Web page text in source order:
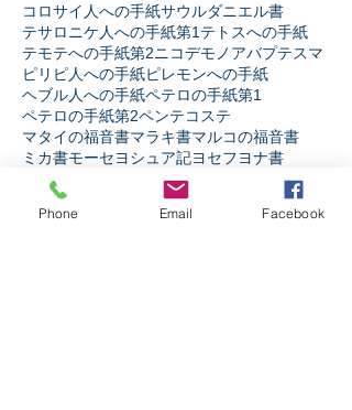
コロサイ人への手紙サウルダニエル書
テサロニケ人への手紙第1 テトスへの手紙
テモテへの手紙第2ニコデモ ノアバプテスマ
ピリピ人への手紙ピレモンへの手紙
ヘブル人への手紙ペテロの手紙第1
ペテロの手紙第2ペンテコステ
マタイの福音書マラキ書マルコの福音書
ミカ書モーセヨシュア記ヨセフヨナ書
ヨハネ13章
ヨハネの手紙第1
ヨハネの福音書
ヨハネの黙示録
ヨブ記リバイバル
ルカの福音書
レビ記
ローマ人への手紙
Phone Email Facebook